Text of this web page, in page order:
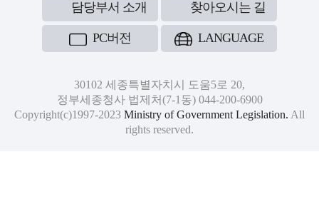
담당부서 소개 찾아오시는 길
PC버전 LANGUAGE
30102 세종특별자치시 도움5로 20,
정부세종청사 법제처(7-1동) 044-200-6900
Copyright(c)1997-2023 Ministry of Government Legislation. All
rights reserved.